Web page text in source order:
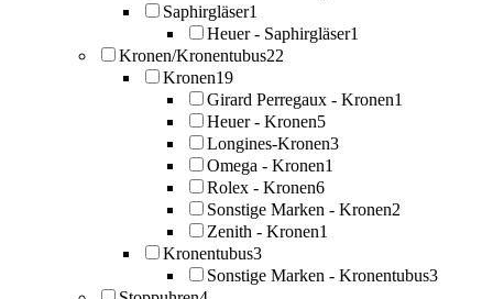
Saphirgläser1
Heuer - Saphirgläser1
Kronen/Kronentubus22
Kronen19
Girard Perregaux - Kronen1
Heuer - Kronen5
Longines-Kronen3
Omega - Kronen1
Rolex - Kronen6
Sonstige Marken - Kronen2
Zenith - Kronen1
Kronentubus3
Sonstige Marken - Kronentubus3